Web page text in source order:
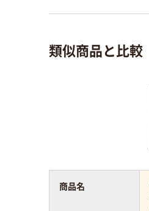
類似商品と比較
商品名